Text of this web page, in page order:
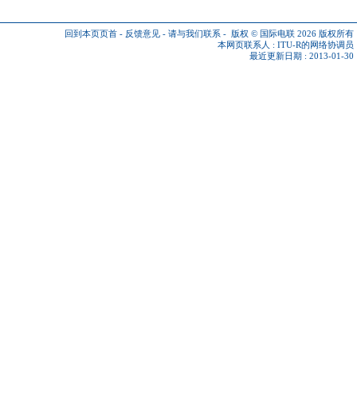
回到本页页首 - 反馈意见 - 请与我们联系 - 版权 © 国际电联 2026 版权所有
本网页联系人 : ITU-R的网络协调员
最近更新日期 : 2013-01-30